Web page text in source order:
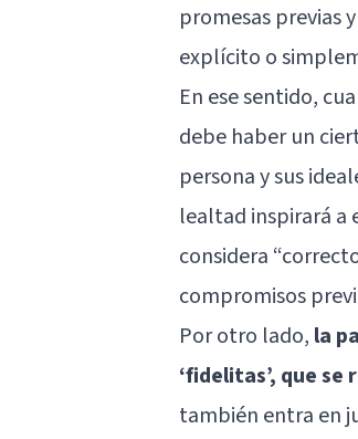
promesas previas
explícito o
En ese sentido,
debe haber un
persona y sus
lealtad inspirará a
considera
compromisos
Por otro lado, la
‘fidelitas’, que
también entra en